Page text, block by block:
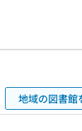
地域の図書館